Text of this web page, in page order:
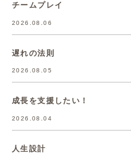
チームプレイ
2026.08.06
遅れの法則
2026.08.05
成長を支援したい！
2026.08.04
人生設計